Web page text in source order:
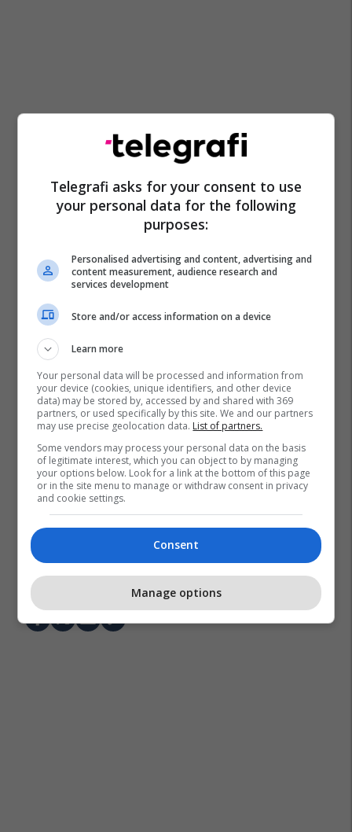
Spanja Katalonja Stuhia Erërat E Forta
Telegrafi asks for your consent to use
your personal data for the following
purposes:
Personalised advertising and content, advertising and
content measurement, audience research and
services development
Store and/or access information on a device
Learn more
Your personal data will be processed and information from
your device (cookies, unique identifiers, and other device
data) may be stored by, accessed by and shared with 369
partners, or used specifically by this site. We and our partners
may use precise geolocation data. List of partners.
Some vendors may process your personal data on the basis
of legitimate interest, which you can object to by managing
your options below. Look for a link at the bottom of this page
or in the site menu to manage or withdraw consent in privacy
and cookie settings.
Consent
Manage options